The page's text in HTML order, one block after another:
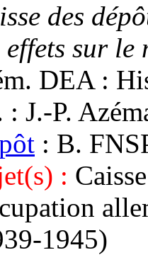
des
effets sur
DEA :
: J.-P.
: B.
:
1945)